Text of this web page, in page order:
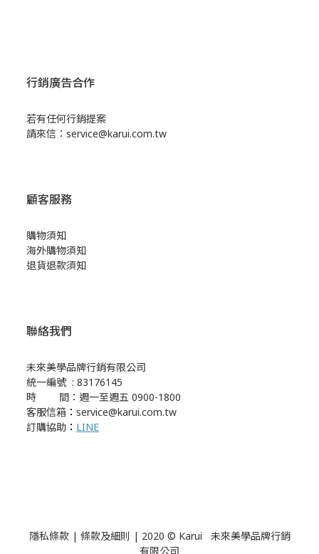
行銷廣告合作
若有任何行銷提案
請來信：service@karui.com.tw
顧客服務
購物須知
海外購物須知
退貨退款須知
聯絡我們
未來美學品牌行銷有限公司
統一編號 : 83176145
時 間：週一至週五 0900-1800
客服信箱 ： service@karui.com.tw
訂購協助 ： LINE
隱私條款 | 條款及細則 | 2020 © Karui 未來美學品牌行銷
有限公司